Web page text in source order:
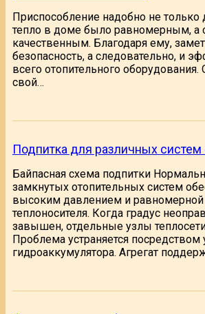
Приспособление надобно не только
тепло в доме было равномерным, а
качественным. Благодаря ему,
безопасность, а следовательно, и
всего отопительного оборудования.
свой…
Подпитка для различных систем
Байпасная схема подпитки
замкнутых отопительных систем
высоким давлением и равномерной
теплоносителя. Когда градус
завышен, отдельные узлы
Проблема устраняется посредством
гидроаккумулятора. Агрегат